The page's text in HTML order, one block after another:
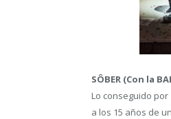
SÔBER (Con la
Lo conseguido por
a los 15 años de